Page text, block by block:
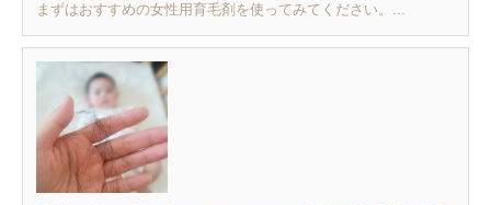
まずはおすすめの女性用育毛剤を使ってみてください。...